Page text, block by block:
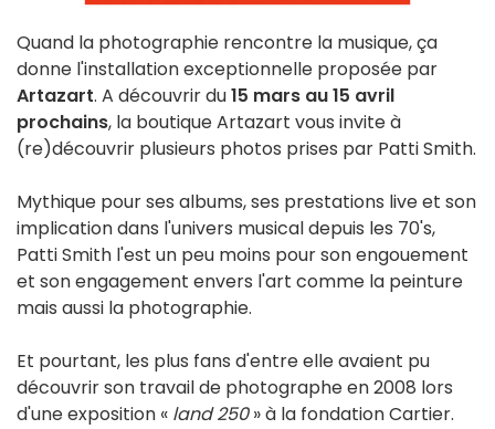
Quand la photographie rencontre la musique, ça
donne l'installation exceptionnelle proposée par
Artazart. A découvrir du15 mars au 15 avril
prochains, la boutique Artazart vous invite à
(re)découvrir plusieurs photos prises par Patti Smith.
Mythique pour ses albums, ses prestations live et son
implication dans l'univers musical depuis les 70's,
Patti Smith l'est un peu moins pour son engouement
et son engagement envers l'art comme la peinture
mais aussi la photographie.
Et pourtant, les plus fans d'entre elle avaient pu
découvrir son travail de photographe en 2008 lors
d'une exposition « land 250» à la fondation Cartier.